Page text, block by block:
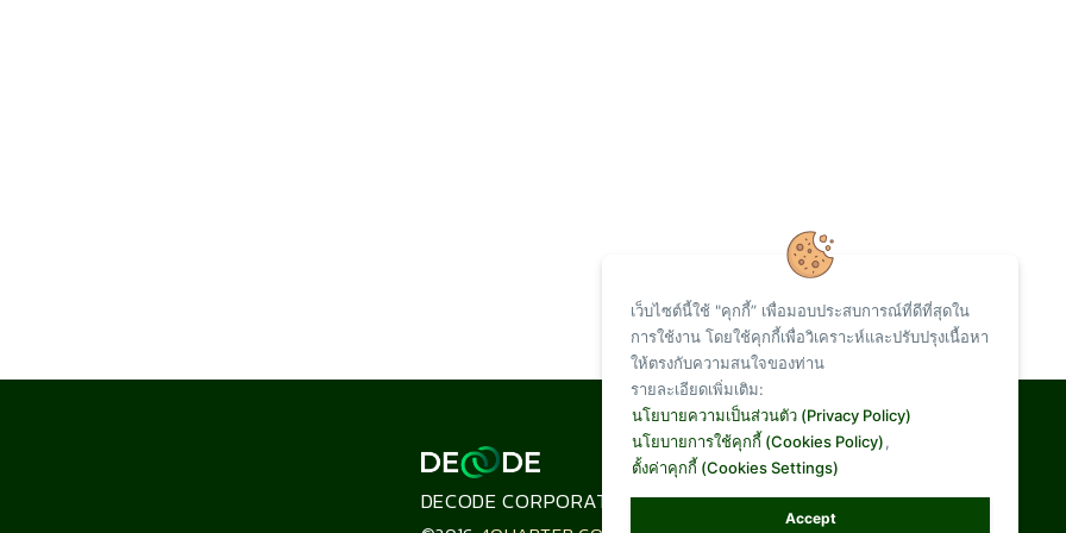
DECODE CORPORATION LIMITED
Total Visit :
1,094,137
เว็บไซต์นี้ใช้ "คุกกี้” เพื่อมอบประสบการณ์ที่ดีที่สุดใน
การใช้งาน โดยใช้คุกกี้เพื่อวิเคราะห์และปรับปรุงเนื้อหา
ให้ตรงกับความสนใจของท่าน
รายละเอียดเพิ่มเติม:
นโยบายความเป็นส่วนตัว (Privacy Policy)
นโยบายการใช้คุกกี้ (Cookies Policy),
ตั้งค่าคุกกี้ (Cookies Settings)
Accept